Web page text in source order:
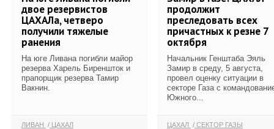
двое резервистов
ЦАХАЛа, четверо
получили тяжелые
ранения
На юге Ливана погибли майор
резерва Харель Биреншток и
прапорщик резерва Тамир
Вакнин.
ЛИВАН ЦАХАЛ
продолжит
преследовать всех
причастных к резне 7
октября
Начальник Генштаба Эяль
Замир в среду, 5 августа,
провел оценку ситуации в
секторе Газа с
Южного...
ЦАХАЛ СЕКТОР ГАЗЫ